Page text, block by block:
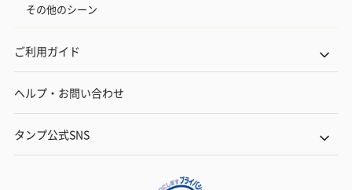
その他のシーン
ご利用ガイド
ヘルプ・お問い合わせ
タンプ公式SNS